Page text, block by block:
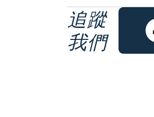
追蹤
我們